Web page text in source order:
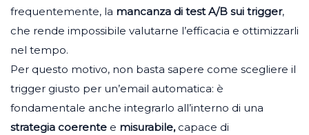
frequentemente, la mancanza di test A/B sui trigger,
che rende impossibile valutarne l’efficacia e ottimizzarli
nel tempo.
Per questo motivo, non basta sapere come scegliere il
trigger giusto per un’email automatica: è
fondamentale anche integrarlo all’interno di una
strategia coerente e misurabile,capace di